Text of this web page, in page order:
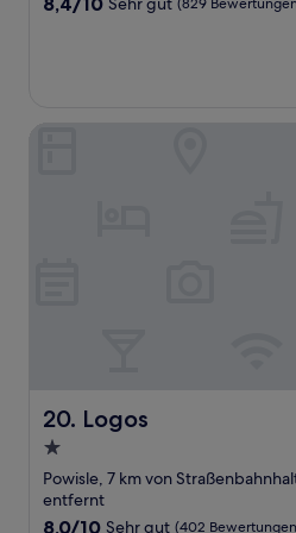
Bewertungen)
20. Logos
Logos
1.0-
Stern-
Unterkunft
Powisle, 7 km von
entfernt
8.0
8,0/10 Sehr gut (402